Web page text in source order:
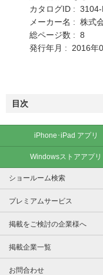
カタログID : 3104-
メーカー名 : 株式
総ページ数 : 8
発行年月 : 2016年
目次
iPhone･iPad アプリ
Windowsストアアプリ
ショールーム検索
プレミアムサービス
掲載をご検討の企業様へ
掲載企業一覧
お問合わせ